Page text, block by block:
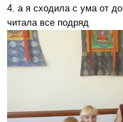
4. а я сходила с ума от
читала все подряд